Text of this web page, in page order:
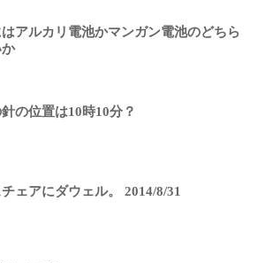
はアルカリ電池かマンガン電池のどちら
の位置は10時10分？
ェアにダウェル。 2014/8/31